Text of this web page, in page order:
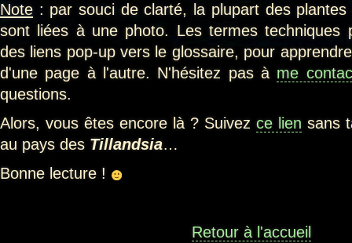
Note : par souci de clarté, la plupart des
sont liées à une photo. Les termes techniques
des liens pop-up vers le glossaire, pour
d'une page à l'autre. N'hésitez pas à me
questions.
Alors, vous êtes encore là ? Suivez ce lien sans
au pays des Tillandsia…
Bonne lecture !
Retour à l'accueil